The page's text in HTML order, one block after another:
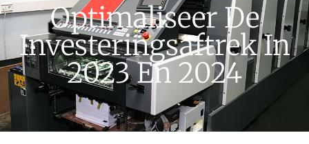
Optimaliseer De
Investeringsaftrek In
2023 En 2024